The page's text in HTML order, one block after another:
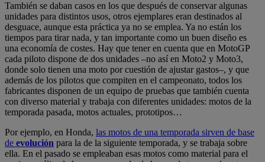
También se daban casos en los que después de conservar algunas
unidades para distintos usos, otros ejemplares eran destinados al
desguace, aunque esta práctica ya no se emplea. Ya no están los
tiempos para tirar nada, y tan importante como un buen diseño es
una economía de costes. Hay que tener en cuenta que en MotoGP
cada piloto dispone de dos unidades –no así en Moto2 y Moto3,
donde solo tienen una moto por cuestión de ajustar gastos–, y que
además de los pilotos que compiten en el campeonato, todos los
fabricantes disponen de un equipo de pruebas que también cuenta
con diverso material y trabaja con diferentes unidades: motos de la
temporada pasada, motos actuales, prototipos…
Por ejemplo, en Honda, las motos de una temporada sirven de base
de evolución para la de la siguiente temporada, y se trabaja sobre
ella. En el pasado se empleaban esas motos como material para el